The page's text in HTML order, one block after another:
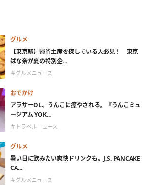
グルメ
【東京駅】帰省土産を探している人必見！ 東京
ばな奈が夏の特別企...
＃グルメニュース
おでかけ
アラサーOL、うんこに癒やされる。『うんこミュ
ージアム YOK...
＃トラベルニュース
グルメ
暑い日に飲みたい爽快ドリンクも。J.S. PANCAKE
CA...
＃グルメニュース